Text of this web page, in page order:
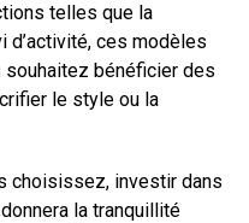
telles que la
d’activité, ces modèles
bénéficier des
le style ou la
choisissez, investir dans
la tranquillité